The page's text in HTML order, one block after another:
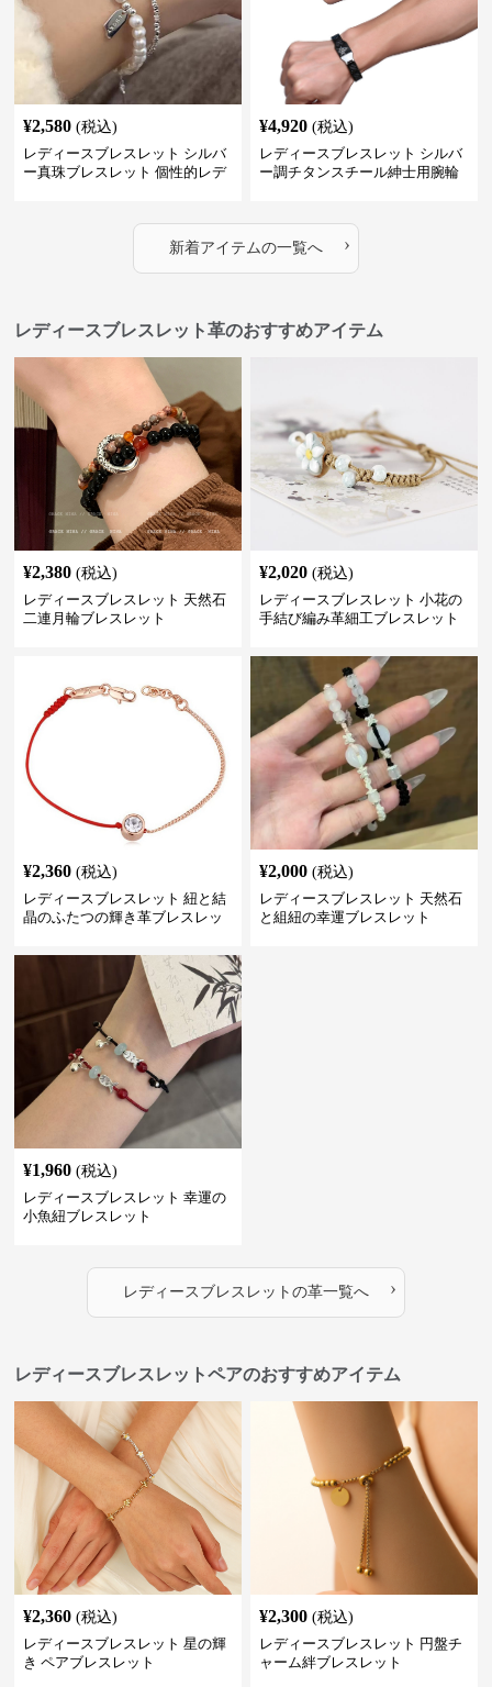
¥2,580 (税込)
レディースブレスレット シルバ
ー真珠ブレスレット 個性的レデ
¥4,920 (税込)
レディースブレスレット シルバ
ー調チタンスチール紳士用腕輪
新着アイテムの一覧へ ›
レディースブレスレット革のおすすめアイテム
¥2,380 (税込)
レディースブレスレット 天然石
二連月輪ブレスレット
¥2,020 (税込)
レディースブレスレット 小花の
手結び編み革細工ブレスレット
¥2,360 (税込)
レディースブレスレット 紐と結
晶のふたつの輝き革ブレスレッ
¥2,000 (税込)
レディースブレスレット 天然石
と組紐の幸運ブレスレット
¥1,960 (税込)
レディースブレスレット 幸運の
小魚紐ブレスレット
レディースブレスレット の革一覧へ ›
レディースブレスレットペアのおすすめアイテム
¥2,360 (税込)
レディースブレスレット 星の輝
き ペアブレスレット
¥2,300 (税込)
レディースブレスレット 円盤チ
ャーム絆ブレスレット